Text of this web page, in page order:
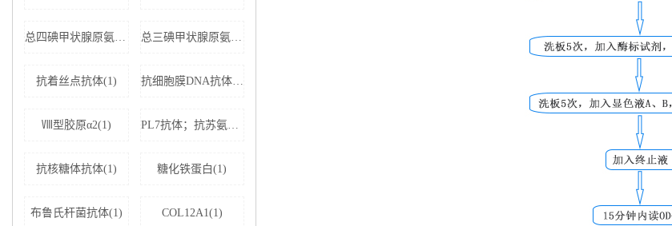
总四碘甲状腺原氨酸（TT4）(1) 总三碘甲状腺原氨酸（TT3)(1)
抗着丝点抗体(1) 抗细胞膜DNA抗体(1)
Ⅷ型胶原α2(1) PL7抗体；抗苏氨酰tRNA合成酶(1)
抗核糖体抗体(1) 糖化铁蛋白(1)
布鲁氏杆菌抗体(1) COL12A1(1)